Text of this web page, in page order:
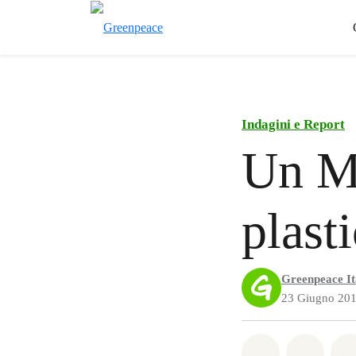
Indagini e Report
Un
Greenpeace
23 Giugno